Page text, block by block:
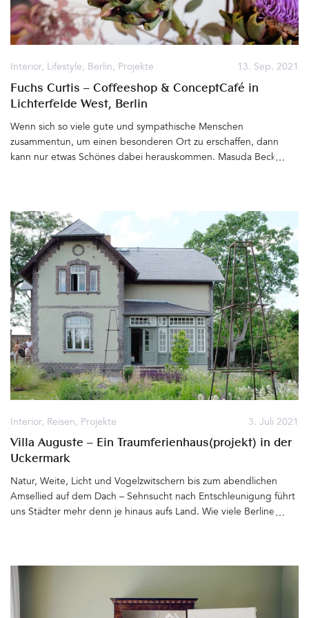
13. Sep. 2021
Interior, Lifestyle, Berlin, Projekte
Fuchs Curtis – Coffeeshop & ConceptCafé in
Lichterfelde West, Berlin
Wenn sich so viele gute und sympathische Menschen
zusammentun, um einen besonderen Ort zu erschaffen, dann
kann nur etwas Schönes dabei herauskommen. Masuda Becker ist
sie im neu eröffneten Café Fuchs Curtis auf ein Käsetörtchen und
einen Cappuccino. Zusammen mit Mann, Schwester und
Schwager wagt sich Masuda noch während des letzten
Lockdowns an ein Projekt, das für alle Beteilgten Neuland ist – Sie
möchten ein Café ins Leben rufen, einen Wohlfühlort und
Treffpunkt für Familie und Gäste aus dem Kiez und »aus der
Stadt«. Inspiriert von Coffeeshops, wie sie es in Kapstadt und
anderen Metropolen gibt, soll es eine Art ConceptCafé mit
Selbstbedienung werden, wo man den besten Kaffee der Stadt
und köstliche Leckereien aus »guten« Lebensmitteln erhält&hellip
3. Juli 2021
Interior, Reisen, Projekte
Villa Auguste – Ein Traumferienhaus(projekt) in der
Uckermark
Natur, Weite, Licht und Vogelzwitschern bis zum abendlichen
Amsellied auf dem Dach – Sehnsucht nach Entschleunigung führt
uns Städter mehr denn je hinaus aufs Land. Wie viele Berliner
verbringen. Der Wunsch nach einem Garten, nach Grün, nach
einem Buch unterm Apfelbaum und dem Sprung ins Wasser des
nächstgelegenen Sees, wird heute mit »Landlust« umschrieben.